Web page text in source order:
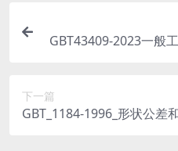
GBT43409-2023一般
下一篇
GBT_1184-1996_形状公差